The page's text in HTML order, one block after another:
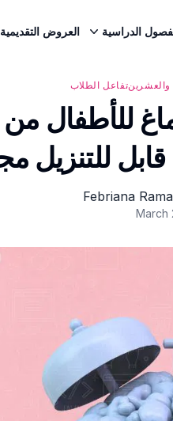
الدراسية العروض التقديمية
تفاعل الطلاب
Febriana
March